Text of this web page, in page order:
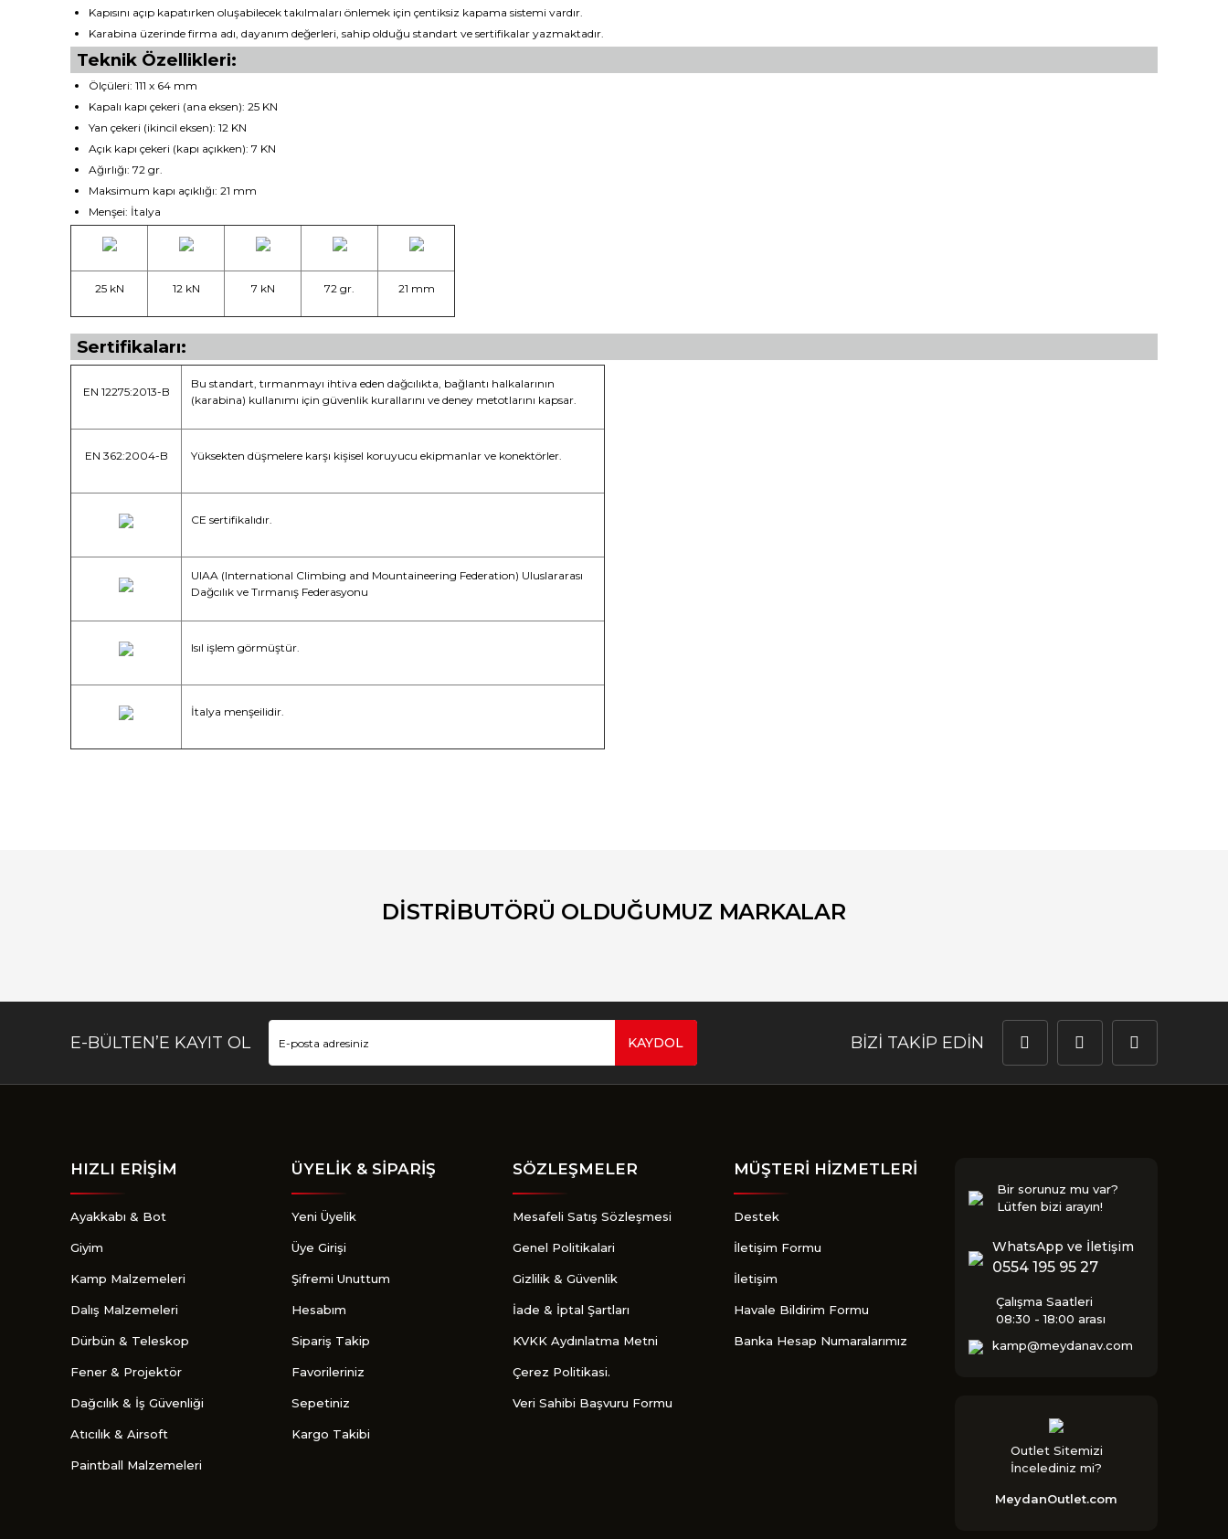
Kapısını açıp kapatırken oluşabilecek takılmaları önlemek için çentiksiz kapama sistemi vardır.
Karabina üzerinde firma adı, dayanım değerleri, sahip olduğu standart ve sertifikalar yazmaktadır.
Teknik Özellikleri:
Ölçüleri: 111 x 64 mm
Kapalı kapı çekeri (ana eksen): 25 KN
Yan çekeri (ikincil eksen): 12 KN
Açık kapı çekeri (kapı açıkken): 7 KN
Ağırlığı: 72 gr.
Maksimum kapı açıklığı: 21 mm
Menşei: İtalya
25 kN 12 kN 7 kN 72 gr. 21 mm
Sertifikaları:
EN 12275:2013-B
Bu standart, tırmanmayı ihtiva eden dağcılıkta, bağlantı halkalarının
(karabina) kullanımı için güvenlik kurallarını ve deney metotlarını kapsar.
EN 362:2004-B Yüksekten düşmelere karşı kişisel koruyucu ekipmanlar ve konektörler.
CE sertifikalıdır.
UIAA (International Climbing and Mountaineering Federation) Uluslararası
Dağcılık ve Tırmanış Federasyonu
Isıl işlem görmüştür.
İtalya menşeilidir.
Yorum Yaz
DİSTRİBUTÖRÜ OLDUĞUMUZ MARKALAR
E-BÜLTEN’E KAYIT OL KAYDOL BİZİ TAKİP EDİN
HIZLI ERİŞİM
Ayakkabı & Bot
Giyim
Kamp Malzemeleri
Dalış Malzemeleri
Dürbün & Teleskop
Fener & Projektör
Dağcılık & İş Güvenliği
Atıcılık & Airsoft
Paintball Malzemeleri
ÜYELİK & SİPARİŞ
Yeni Üyelik
Üye Girişi
Şifremi Unuttum
Hesabım
Sipariş Takip
Favorileriniz
Sepetiniz
Kargo Takibi
SÖZLEŞMELER
Mesafeli Satış Sözleşmesi
Genel Politikalari
Gizlilik & Güvenlik
İade & İptal Şartları
KVKK Aydınlatma Metni
Çerez Politikasi.
Veri Sahibi Başvuru Formu
MÜŞTERİ HİZMETLERİ
Destek
İletişim Formu
İletişim
Havale Bildirim Formu
Banka Hesap Numaralarımız
Bir sorunuz mu var?
Lütfen bizi arayın!
WhatsApp ve İletişim
0554 195 95 27
Çalışma Saatleri
08:30 - 18:00 arası
kamp@meydanav.com
Outlet Sitemizi
İncelediniz mi?
MeydanOutlet.com